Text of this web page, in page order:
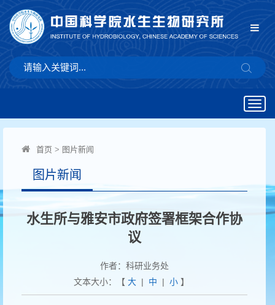
首页 > 图片新闻
图片新闻
水生所与雅安市政府签署框架合作协
议
作者：科研业务处
文本大小：【 大| 中 | 小】